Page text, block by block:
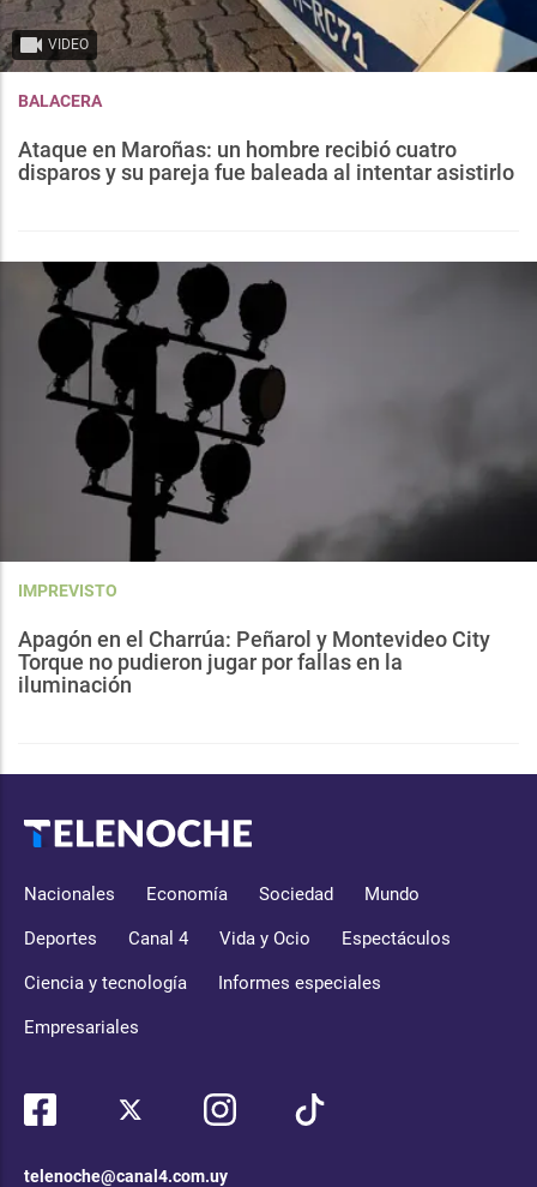
VIDEO
BALACERA
Ataque en Maroñas: un hombre recibió cuatro
disparos y su pareja fue baleada al intentar asistirlo
IMPREVISTO
Apagón en el Charrúa: Peñarol y Montevideo City
Torque no pudieron jugar por fallas en la
iluminación
Nacionales Economía Sociedad Mundo
Deportes Canal 4 Vida y Ocio Espectáculos
Ciencia y tecnología Informes especiales
Empresariales
telenoche@canal4.com.uy